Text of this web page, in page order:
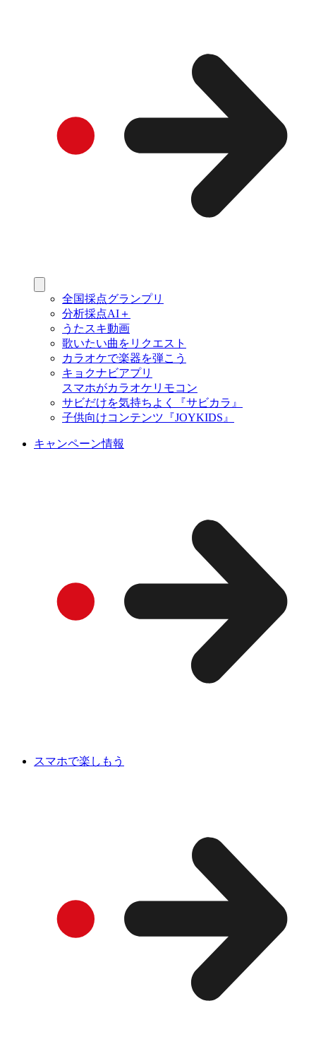
全国採点グランプリ
分析採点AI＋
うたスキ動画
歌いたい曲をリクエスト
カラオケで楽器を弾こう
キョクナビアプリ
スマホがカラオケリモコン
サビだけを気持ちよく『サビカラ』
子供向けコンテンツ『JOYKIDS』
キャンペーン情報
スマホで楽しもう